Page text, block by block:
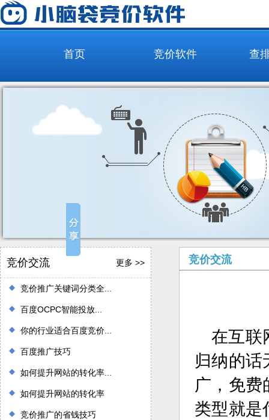
首页 竞价软件 查
竞价交流 更多 >>
竞价推广关键词分类全...
百度OCPC智能投放...
你的行业适合百度竞价...
百度推广技巧
如何提升网站的转化率...
如何提升网站的转化率
竞价推广的省钱技巧
竞价交流
在互联
归纳的话
广，免费
类型就是